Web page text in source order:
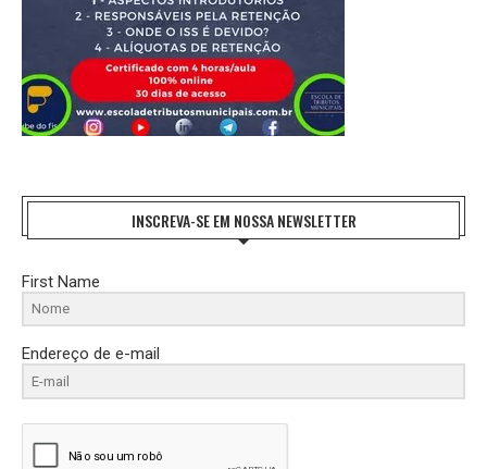
INSCREVA-SE EM NOSSA NEWSLETTER
First Name
Endereço de e-mail